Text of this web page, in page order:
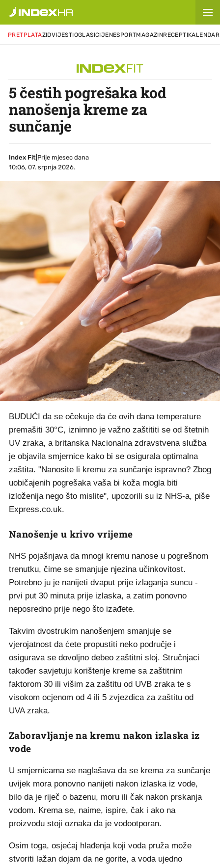
PRETPLATAZIDVIJESTIOGLASICIJENESPORTMAGAZINRECEPTIKALENDAR
5 čestih pogrešaka kod
nanošenja kreme za
sunčanje
Index Fit
Prije mjesec dana
10:06, 07. srpnja 2026.
BUDUĆI da se očekuje da će ovih dana temperature
premašiti 30°C, iznimno je važno zaštititi se od štetnih
UV zraka, a britanska Nacionalna zdravstvena služba
je objavila smjernice kako bi se osigurala optimalna
zaštita. "Nanosite li kremu za sunčanje ispravno? Zbog
uobičajenih pogrešaka vaša bi koža mogla biti
izloženija nego što mislite", upozorili su iz NHS-a, piše
Express.co.uk.
Nanošenje u krivo vrijeme
NHS pojašnjava da mnogi kremu nanose u pogrešnom
trenutku, čime se smanjuje njezina učinkovitost.
Potrebno ju je nanijeti dvaput prije izlaganja suncu -
prvi put 30 minuta prije izlaska, a zatim ponovno
neposredno prije nego što izađete.
Takvim dvostrukim nanošenjem smanjuje se
vjerojatnost da ćete propustiti neko područje i
osigurava se dovoljno debeo zaštitni sloj. Stručnjaci
također savjetuju korištenje kreme sa zaštitnim
faktorom 30 ili višim za zaštitu od UVB zraka te s
visokom ocjenom od 4 ili 5 zvjezdica za zaštitu od
UVA zraka.
Zaboravljanje na kremu nakon izlaska iz
vode
U smjernicama se naglašava da se krema za sunčanje
uvijek mora ponovno nanijeti nakon izlaska iz vode,
bilo da je riječ o bazenu, moru ili čak nakon prskanja
vodom. Krema se, naime, ispire, čak i ako na
proizvodu stoji oznaka da je vodootporan.
Osim toga, osjećaj hlađenja koji voda pruža može
stvoriti lažan dojam da ne gorite, a voda ujedno